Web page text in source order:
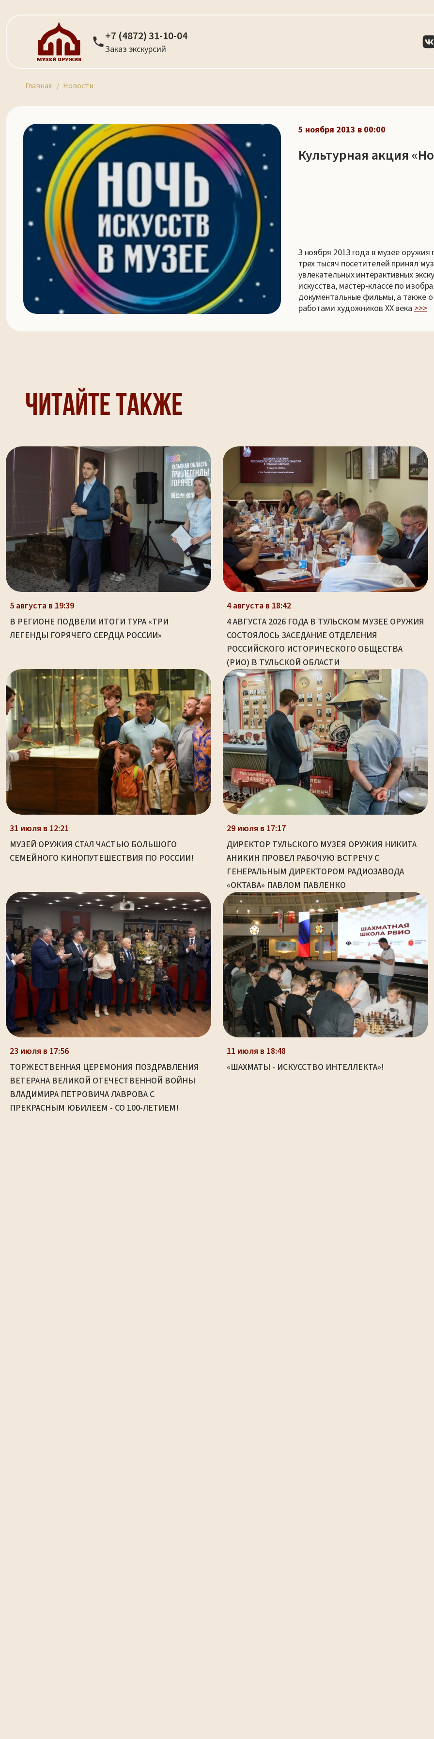
+7 (4872) 31-10-04
Заказ экскурсий
Главная Новости
5 ноября 2013 в 00:00
Культурная акция
3 ноября 2013 года в музее оружия
трех тысяч посетителей принял
увлекательных интерактивных
искусства, мастер-классе по
документальные фильмы, а также
работами художников XX века >>>
Читайте также
5 августа в 19:39
В РЕГИОНЕ ПОДВЕЛИ ИТОГИ ТУРА «ТРИ
ЛЕГЕНДЫ ГОРЯЧЕГО СЕРДЦА РОССИИ»
4 августа в 18:42
4 АВГУСТА 2026 ГОДА В ТУЛЬСКОМ МУЗЕЕ ОРУЖИЯ
СОСТОЯЛОСЬ ЗАСЕДАНИЕ ОТДЕЛЕНИЯ
РОССИЙСКОГО ИСТОРИЧЕСКОГО ОБЩЕСТВА
(РИО) В ТУЛЬСКОЙ ОБЛАСТИ
31 июля в 12:21
МУЗЕЙ ОРУЖИЯ СТАЛ ЧАСТЬЮ БОЛЬШОГО
СЕМЕЙНОГО КИНОПУТЕШЕСТВИЯ ПО РОССИИ!
29 июля в 17:17
ДИРЕКТОР ТУЛЬСКОГО МУЗЕЯ ОРУЖИЯ НИКИТА
АНИКИН ПРОВЕЛ РАБОЧУЮ ВСТРЕЧУ С
ГЕНЕРАЛЬНЫМ ДИРЕКТОРОМ РАДИОЗАВОДА
«ОКТАВА» ПАВЛОМ ПАВЛЕНКО
23 июля в 17:56
ТОРЖЕСТВЕННАЯ ЦЕРЕМОНИЯ ПОЗДРАВЛЕНИЯ
ВЕТЕРАНА ВЕЛИКОЙ ОТЕЧЕСТВЕННОЙ ВОЙНЫ
ВЛАДИМИРА ПЕТРОВИЧА ЛАВРОВА С
ПРЕКРАСНЫМ ЮБИЛЕЕМ - СО 100-ЛЕТИЕМ!
11 июля в 18:48
«ШАХМАТЫ - ИСКУССТВО ИНТЕЛЛЕКТА»!